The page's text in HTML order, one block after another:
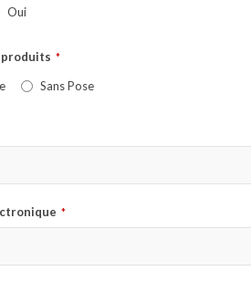
Oui
produits *
Sans Pose
*